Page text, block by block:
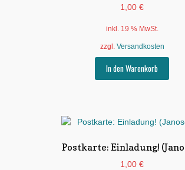
1,00 €
inkl. 19 % MwSt.
zzgl. Versandkosten
In den Warenkorb
Postkarte: Einladung!
1,00 €